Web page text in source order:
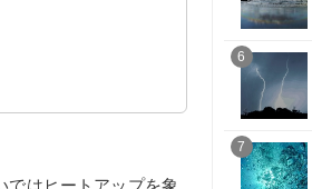
ではヒートアップを象
6
7